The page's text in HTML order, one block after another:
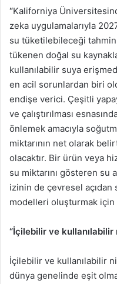
“Kaliforniya
zeka uygulamalarıyla
su tüketilebileceği
tükenen doğal su
kullanılabilir suya
en acil sorunlardan biri
endişe verici. Çeşitli
ve çalıştırılması
önlemek amacıyla
miktarının net olarak
olacaktır. Bir ürün veya
su miktarını gösteren su
izinin de çevresel
modelleri oluşturmak için
“İçilebilir ve kullanılabilir
İçilebilir ve kullanılabilir
dünya genelinde eşit